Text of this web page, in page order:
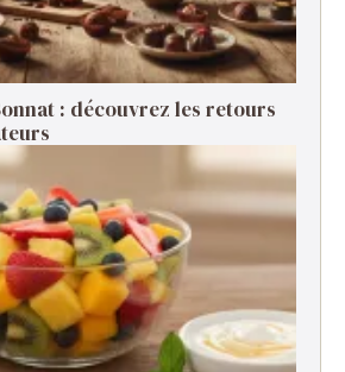
: découvrez les retours